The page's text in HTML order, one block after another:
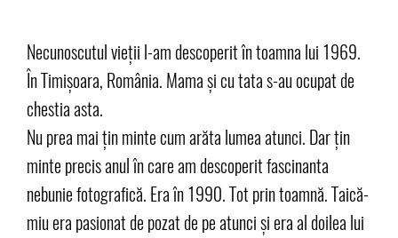
Necunoscutul vieții l-am descoperit în toamna lui 1969.
În Timișoara, România. Mama și cu tata s-au ocupat de
chestia asta.
Nu prea mai țin minte cum arăta lumea atunci. Dar țin
minte precis anul în care am descoperit fascinanta
nebunie fotografică. Era în 1990. Tot prin toamnă. Taică-
miu era pasionat de pozat de pe atunci și era al doilea lui